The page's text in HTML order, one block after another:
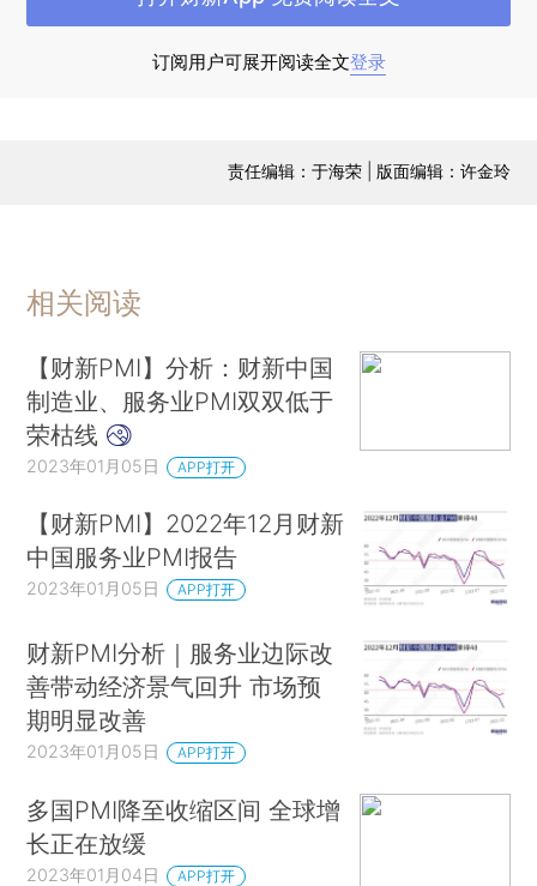
工。同时，当月积压业务量指数升至2022年6月来
新高，连续第五个月位于临界点以上。
业继续上调销售价格，但受需求疲弱掣肘，销售端
防疫政策优化让服务业市场信心回升，2022
年12月服务业经营预期指数反弹至2021年8月来最
高。企业普遍预期，疫情好转和防控措施放宽，将
会支撑销售和经营活动回升。投资增加和政策扶持
也被认为是可能驱动增长的因素。
财新智库高级经济学家王喆表示，2022年12
月疫情防控“新十条”发布，进一步优化落实疫情防
控措施。短期内感染人数激增，对社会生产生活秩
会发展再次成为重中之重。中央经济工作会议定调
当前经济恢复的基础尚不牢固，需求收缩、供给冲
击、预期转弱三重压力仍然较大。中央明确未来要
把恢复和扩大消费摆在优先位置，这既需要改善社
会心理预期、提振发展信心，也需要各项政策协调
配合，稳固就业基本盘，切实提高居民可支配收
入。■
订阅用户可展开阅读全文登录
责任编辑：于海荣 | 版面编辑：许金玲
相关阅读
【财新PMI】分析：财新中国
制造业、服务业PMI双双低于
荣枯线
2023年01月05日 APP打开
【财新PMI】2022年12月财新
中国服务业PMI报告
2023年01月05日 APP打开
财新PMI分析｜服务业边际改
善带动经济景气回升 市场预
期明显改善
2023年01月05日 APP打开
多国PMI降至收缩区间 全球增
长正在放缓
2023年01月04日 APP打开